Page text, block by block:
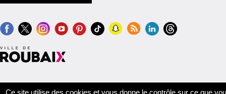
Contact Crédits Mentions légales Accessibilité
Ce site utilise des cookies et vous donne le contrôle sur ce que